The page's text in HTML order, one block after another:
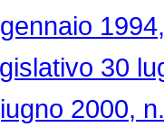
30
2000,